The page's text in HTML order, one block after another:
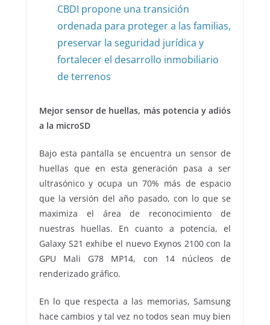
CBDI propone una transición
ordenada para proteger a las familias,
preservar la seguridad jurídica y
fortalecer el desarrollo inmobiliario
de terrenos
Mejor sensor de huellas, más potencia y adiós
a la microSD
Bajo esta pantalla se encuentra un sensor de
huellas que en esta generación pasa a ser
ultrasónico y ocupa un 70% más de espacio
que la versión del año pasado, con lo que se
maximiza el área de reconocimiento de
nuestras huellas. En cuanto a potencia, el
Galaxy S21 exhibe el nuevo Exynos 2100 con la
GPU Mali G78 MP14, con 14 núcleos de
renderizado gráfico.
En lo que respecta a las memorias, Samsung
hace cambios y tal vez no todos sean muy bien